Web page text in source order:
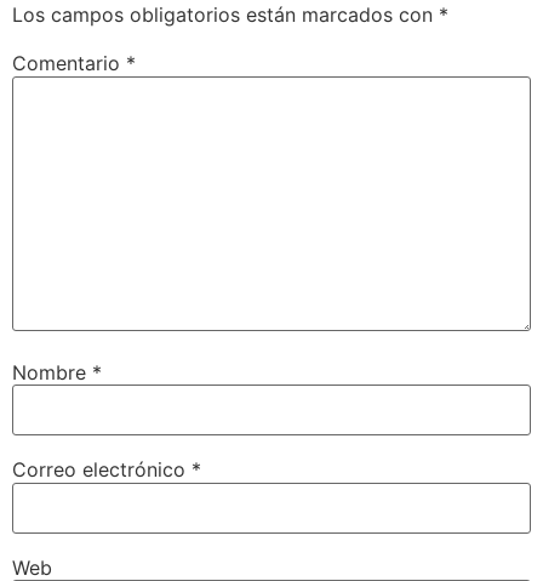
Los campos obligatorios están marcados con *
Comentario *
Nombre *
Correo electrónico *
Web